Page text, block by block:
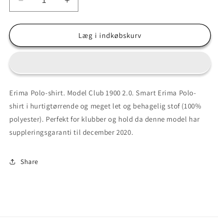
Reducer
antallet
for
shirt
herre
Øg
antallet
for
Polo-
shirt
herre
Læg i indkøbskurv
Erima Polo-shirt. Model Club 1900 2.0. Smart Erima Polo-
shirt i hurtigtørrende og meget let og behagelig stof (100%
polyester). Perfekt for klubber og hold da denne model har
suppleringsgaranti til december 2020.
Share